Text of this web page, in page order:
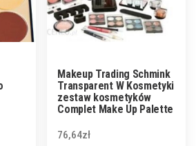
Makeup Trading Schmink
Transparent W Kosmetyki
zestaw kosmetyków
Complet Make Up Palette
76,64zł